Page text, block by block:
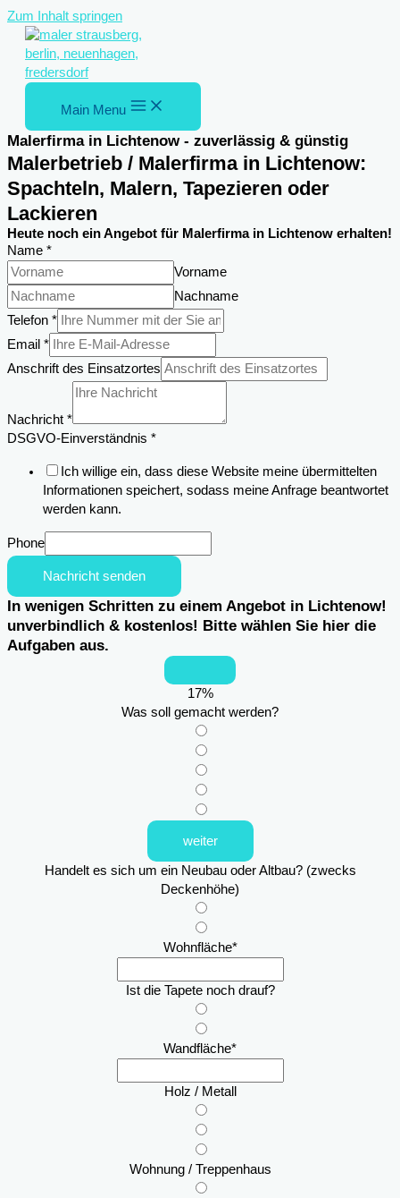
Zum Inhalt springen
Main Menu
Malerfirma in Lichtenow - zuverlässig & günstig
Malerbetrieb / Malerfirma in Lichtenow:
Spachteln, Malern, Tapezieren oder
Lackieren
Heute noch ein Angebot für Malerfirma in Lichtenow erhalten!
Name *
Vorname
Nachname
Email
DSGVO-
Einverständnis
Name
Telefon *
Email *
Anschrift des Einsatzortes
Nachricht *
DSGVO-Einverständnis *
Ich willige ein, dass diese Website meine übermittelten
Informationen speichert, sodass meine Anfrage beantwortet
werden kann.
Phone
Nachricht senden
In wenigen Schritten zu einem Angebot in Lichtenow!
unverbindlich & kostenlos! Bitte wählen Sie hier die
Aufgaben aus.
17%
Was soll gemacht werden?
weiter
Handelt es sich um ein Neubau oder Altbau? (zwecks
Deckenhöhe)
Wohnfläche*
Ist die Tapete noch drauf?
Wandfläche*
Holz / Metall
Wohnung / Treppenhaus